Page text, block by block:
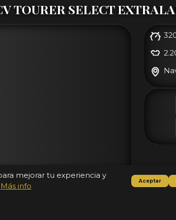
mejorar tu experiencia y
Más info
Aceptar
TOURER SELECT